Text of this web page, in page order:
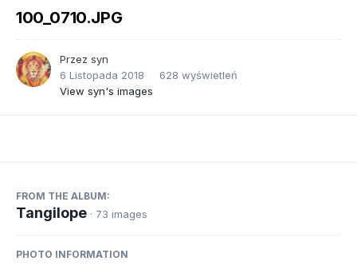
100_0710.JPG
Przez syn
6 Listopada 2018
628 wyświetleń
View syn's images
FROM THE ALBUM:
Tangilope · 73 images
PHOTO INFORMATION